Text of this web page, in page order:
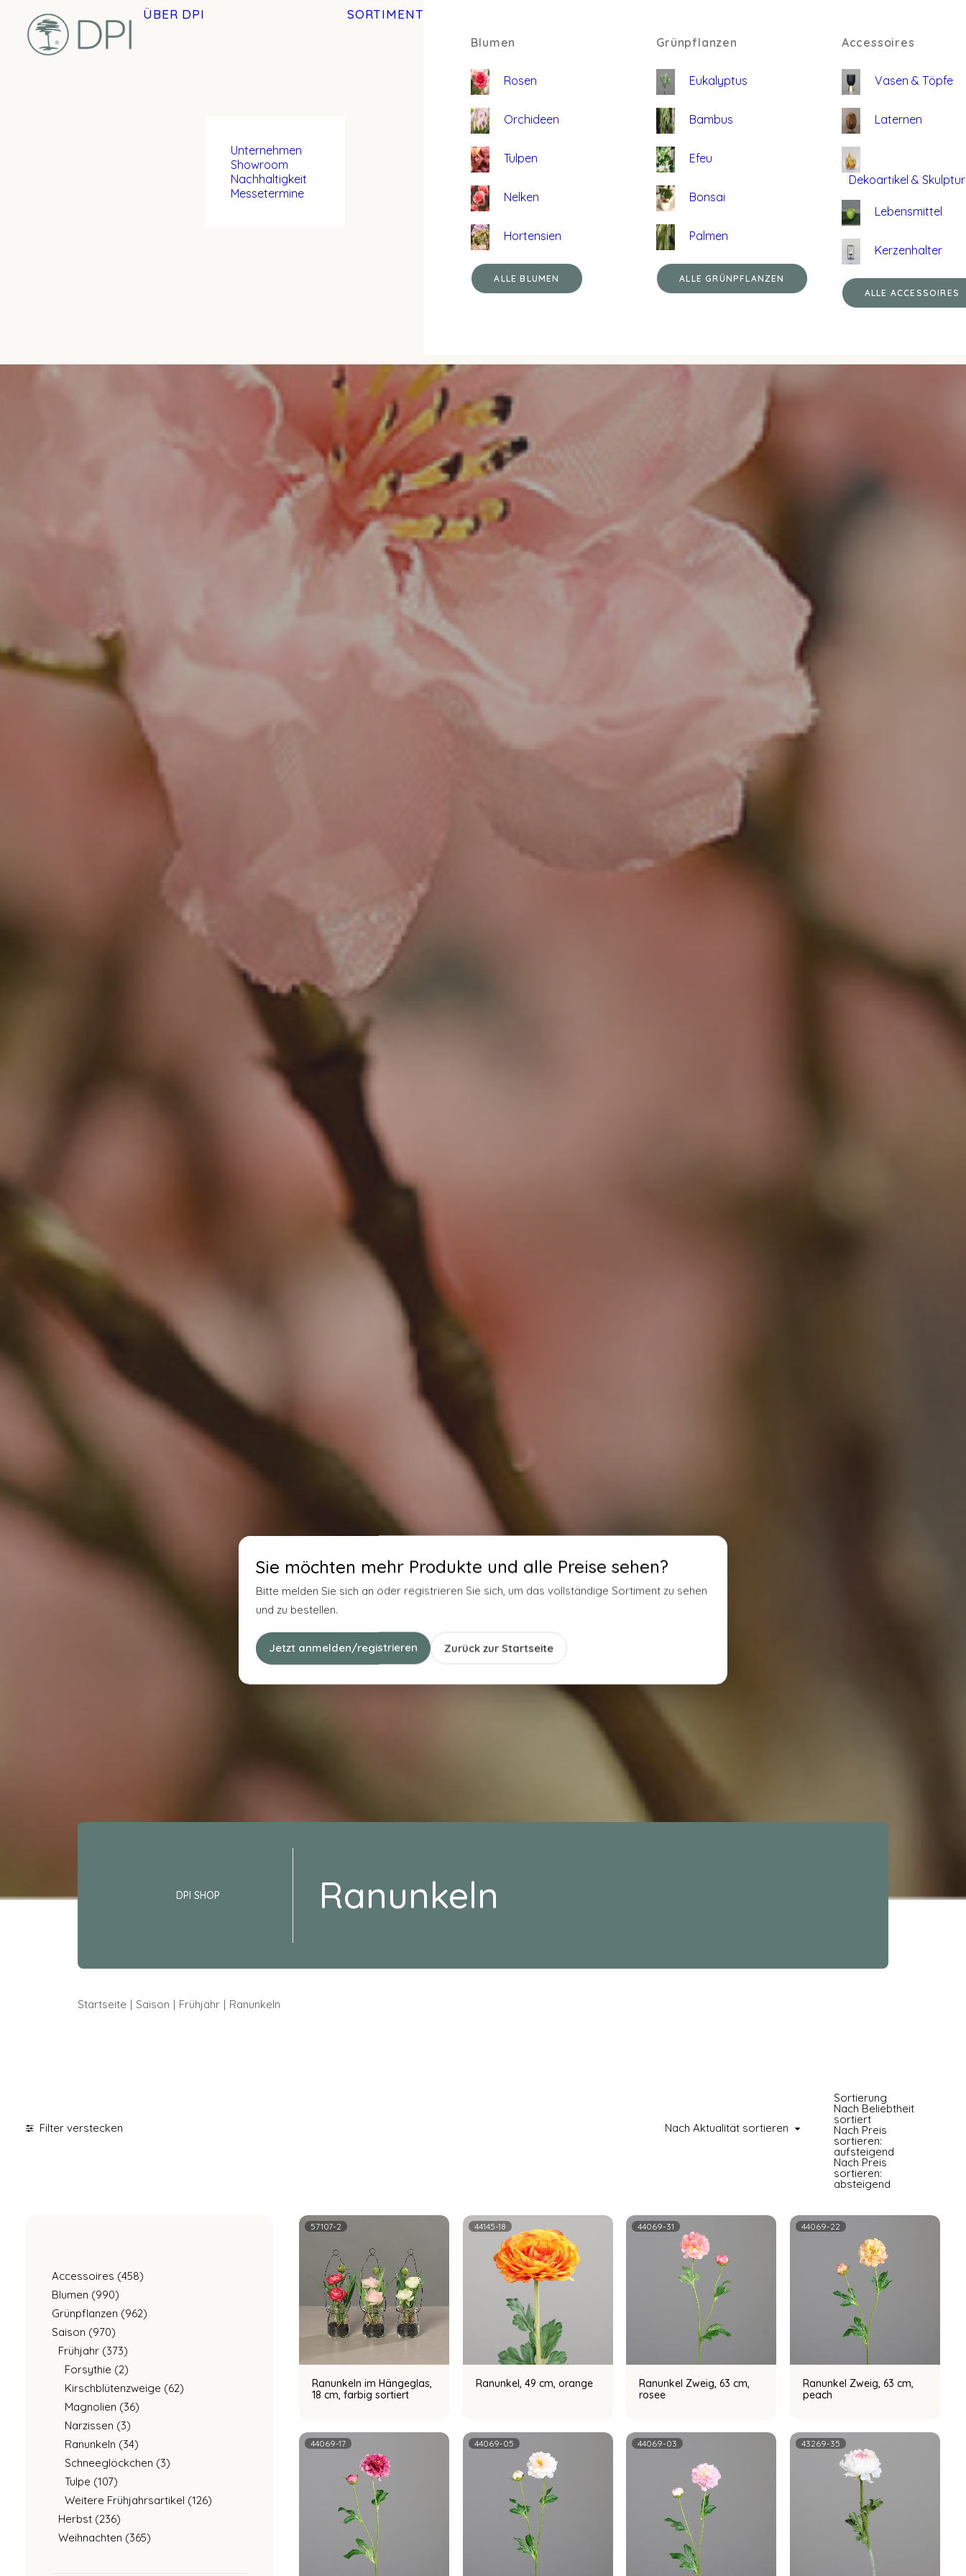
ÜBER DPI
Unternehmen
Showroom
Nachhaltigkeit
Messetermine
SORTIMENT
Blumen
Rosen
Orchideen
Tulpen
Nelken
Hortensien
ALLE BLUMEN
Grünpflanzen
Eukalyptus
Bambus
Efeu
Bonsai
Palmen
ALLE GRÜNPFLANZEN
Accessoires
Vasen & Töpfe
Laternen
Dekoartikel &
Lebensmittel
Kerzenhalter
ALLE ACCESSOIRES
DPI SHOP Ranunkeln
Startseite Saison Frühjahr Ranunkeln
Filter verstecken Nach Aktualität sortieren
Sortierung
Nach Beliebtheit
sortiert
Nach Preis
sortieren:
aufsteigend
Nach Preis
sortieren:
absteigend
Accessoires (458)
Blumen (990)
Grünpflanzen (962)
Saison (970)
Frühjahr (373)
Forsythie (2)
Kirschblütenzweige (62)
Magnolien (36)
Narzissen (3)
Ranunkeln (34)
Schneeglöckchen (3)
Tulpe (107)
Weitere Frühjahrsartikel (126)
Herbst (236)
Weihnachten (365)
57107-2
Ranunkeln im Hängeglas,
18 cm, farbig sortiert
44145-18
Ranunkel, 49 cm, orange
44069-31
Ranunkel Zweig, 63 cm,
rosee
44069-22
Ranunkel Zweig, 63 cm,
peach
44069-17 44069-05 44069-03 43269-35
Sie möchten mehr Produkte und alle Preise sehen?
Bitte melden Sie sich an oder registrieren Sie sich, um das vollständige Sortiment zu sehen
und zu bestellen.
Jetzt anmelden/registrieren Zurück zur Startseite